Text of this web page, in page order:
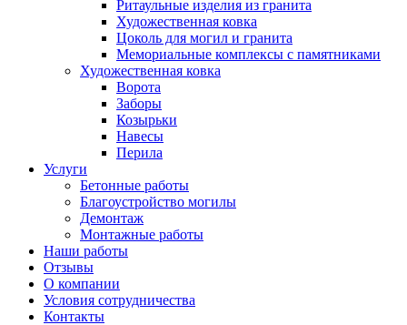
Ритаульные изделия из гранита
Художественная ковка
Цоколь для могил и гранита
Мемориальные комплексы с памятниками
Художественная ковка
Ворота
Заборы
Козырьки
Навесы
Перила
Услуги
Бетонные работы
Благоустройство могилы
Демонтаж
Монтажные работы
Наши работы
Отзывы
О компании
Условия сотрудничества
Контакты